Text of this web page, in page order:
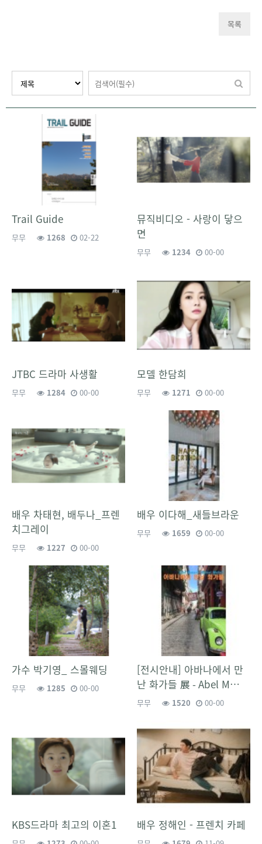
목록
Trail Guide
무무 1268 02-22
뮤직비디오 - 사랑이 닿으
면
무무 1234 00-00
JTBC 드라마 사생활
무무 1284 00-00
모델 한담희
무무 1271 00-00
배우 차태현, 배두나_프렌
치그레이
무무 1227 00-00
배우 이다해_새들브라운
무무 1659 00-00
가수 박기영_ 스몰웨딩
무무 1285 00-00
[전시안내] 아바나에서 만
난 화가들 展 - Abel M…
무무 1520 00-00
KBS드라마 최고의 이혼1 배우 정해인 - 프렌치 카페